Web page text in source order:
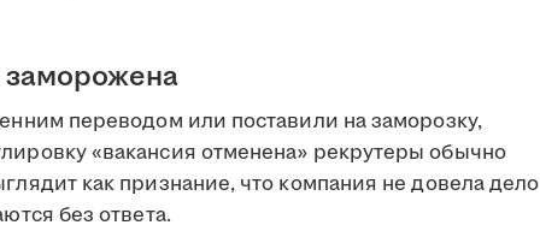
заморожена
переводом или поставили на заморозку,
«вакансия отменена» рекрутеры обычно
как признание, что компания не довела дело
без ответа.